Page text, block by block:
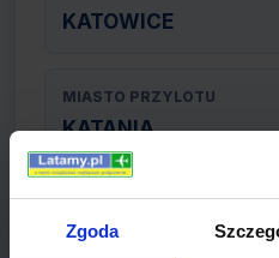
Zgoda
KATOWICE
MIASTO PRZYLOTU
KATANIA
TYP POŁĄCZENIA
z przesiadką